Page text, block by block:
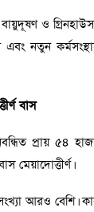
বায়ুদূষণ ও
এবং নতুন
বাস
প্রায় ৫৪
মেয়াদোত্তীর্ণ।
আরও বেশি।